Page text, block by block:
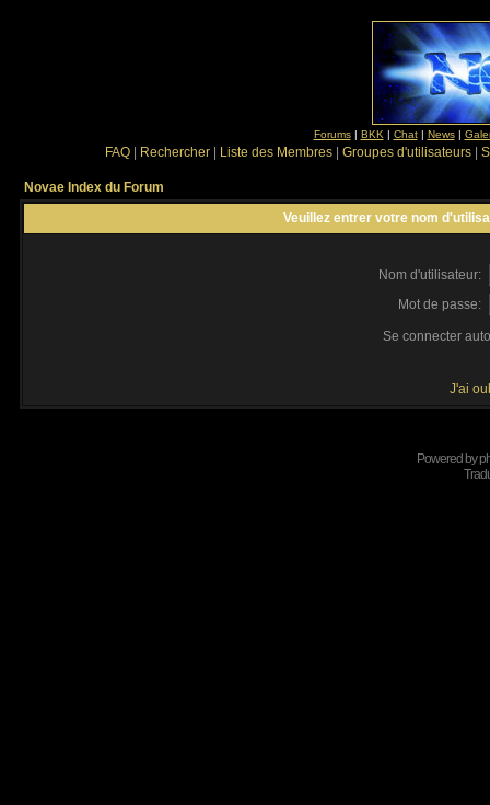
Forums| BKK | Chat| News|
FAQ Rechercher Liste des Membres Groupes d'utilisateurs
Novae Index du Forum
Veuillez entrer votre nom
Nom d'utilisateur:
Mot de passe:
Se connecter
J'ai
Powered by